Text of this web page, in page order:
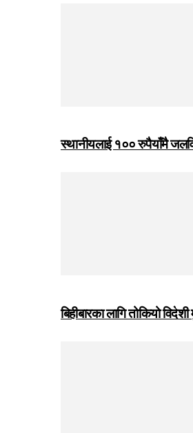
स्थानीयलाई १०० रुपैयाँमै
बिहीबारका लागि तोकियो